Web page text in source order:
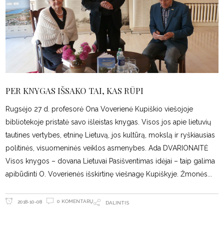
PER KNYGAS IŠSAKO TAI, KAS RŪPI
Rugsėjo 27 d. profesorė Ona Voverienė Kupiškio viešojoje
bibliotekoje pristatė savo išleistas knygas. Visos jos apie lietuvių
tautines vertybes, etninę Lietuvą, jos kultūrą, mokslą ir ryškiausias
politinės, visuomeninės veiklos asmenybes. Ada DVARIONAITĖ
Visos knygos – dovana Lietuvai Pasišventimas idėjai – taip galima
apibūdinti O. Voverienės išskirtinę viešnagę Kupiškyje. Žmonės
2018-10-08 0 KOMENTARŲ DALINTIS